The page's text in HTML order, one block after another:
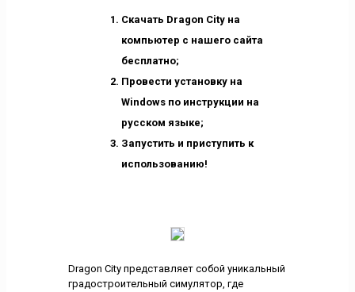
Скачать Dragon City на
компьютер с нашего сайта
бесплатно;
Провести установку на
Windows по инструкции на
русском языке;
Запустить и приступить к
использованию!
Dragon City представляет собой уникальный
градостроительный симулятор, где